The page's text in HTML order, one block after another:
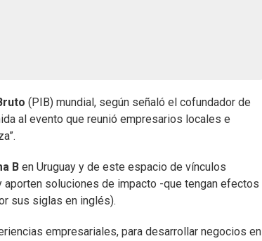
(PIB) mundial, según señaló el cofundador de
al evento que reunió empresarios locales e
B en Uruguay y de este espacio de vínculos
soluciones de impacto -que tengan efectos
sus siglas en inglés).
empresariales, para desarrollar negocios en